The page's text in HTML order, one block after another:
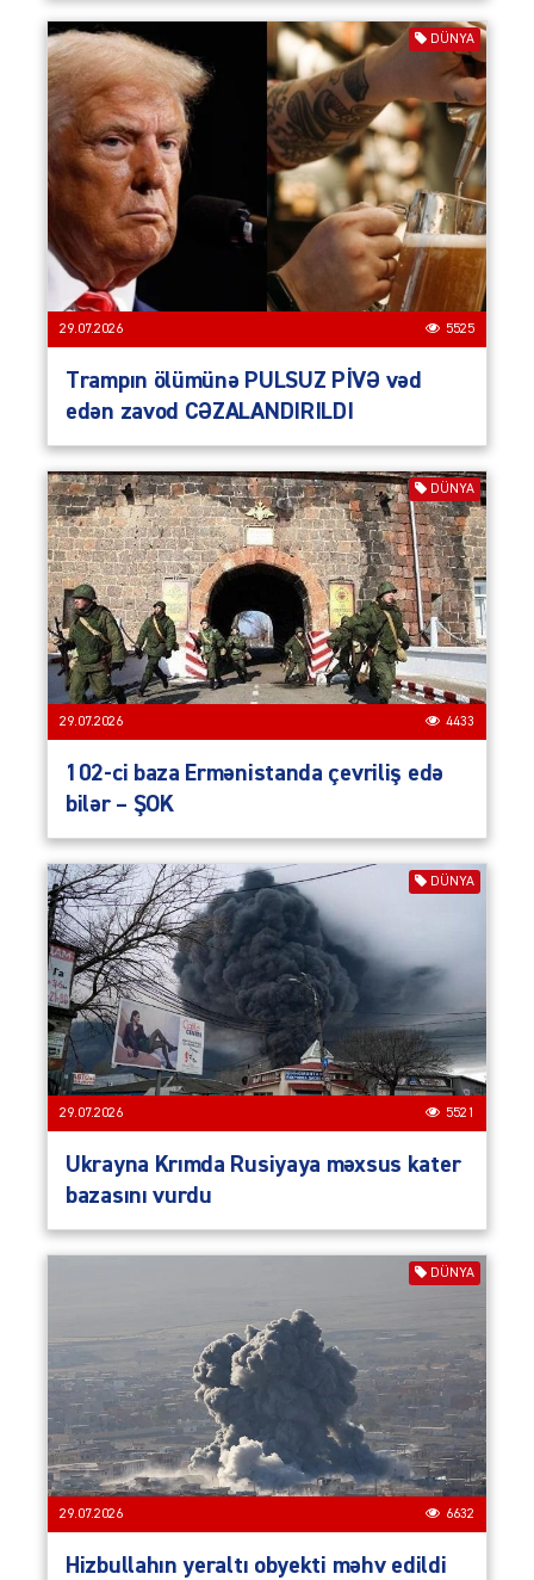
DÜNYA
29.07.2026 5525
Trampın ölümünə PULSUZ PİVƏ vəd
edən zavod CƏZALANDIRILDI
DÜNYA
29.07.2026 4433
102-ci baza Ermənistanda çevriliş edə
bilər – ŞOK
DÜNYA
29.07.2026 5521
Ukrayna Krımda Rusiyaya məxsus kater
bazasını vurdu
DÜNYA
29.07.2026 6632
Hizbullahın yeraltı obyekti məhv edildi